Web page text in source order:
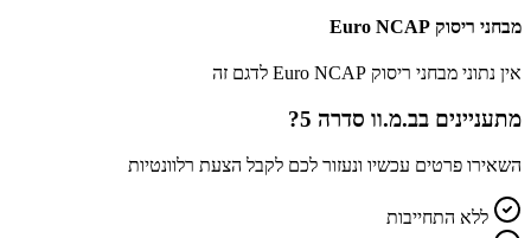
מבחני ריסוק Euro NCAP
אין נתוני מבחני ריסוק Euro NCAP לדגם זה
מתעניינים בב.מ.וו סדרה 5 ?
השאירו פרטים עכשיו ונעזור לכם לקבל הצעת רלוונטיות
ללא התחייבות